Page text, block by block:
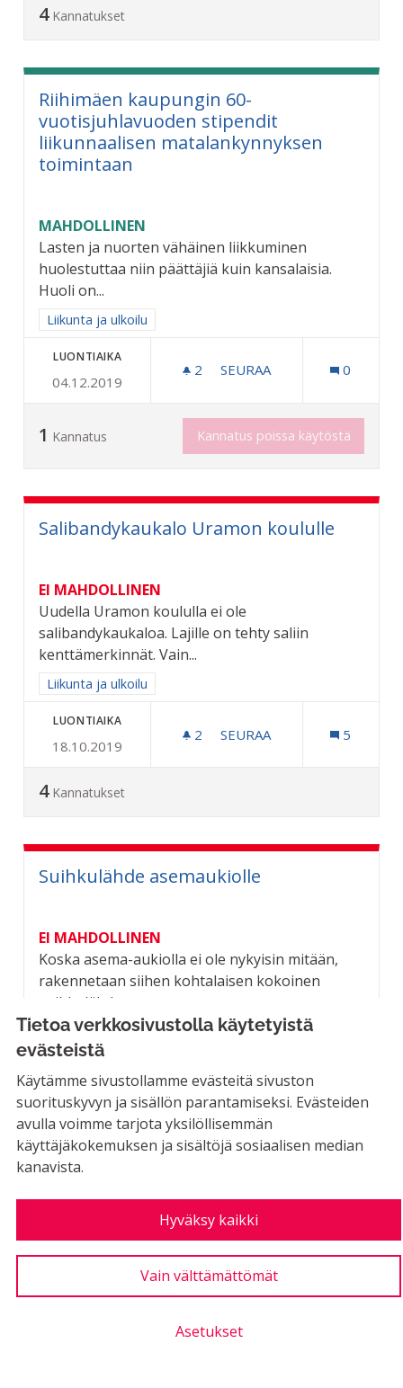
Tietoa verkkosivustolla käytetyistä
evästeistä
Käytämme sivustollamme evästeitä sivuston
suorituskyvyn ja sisällön parantamiseksi. Evästeiden
avulla voimme tarjota yksilöllisemmän
käyttäjäkokemuksen ja sisältöjä sosiaalisen median
kanavista.
Hyväksy kaikki
Vain välttämättömät
Asetukset
4 Kannatukset
Riihimäen kaupungin 60-
vuotisjuhlavuoden stipendit
liikunnaalisen matalankynnyksen
toimintaan
MAHDOLLINEN
Lasten ja nuorten vähäinen liikkuminen
huolestuttaa niin päättäjiä kuin kansalaisia.
Huoli on...
Rajaa tulokset aihepiirin mukaan: Liikunta ja ulkoilu
Liikunta ja ulkoilu
LUONTIAIKA
04.12.2019
2 2 SEURAAJAA
SEURAA 0
1 Kannatus Kannatus poissa käytöstä
Salibandykaukalo Uramon koululle
EI MAHDOLLINEN
Uudella Uramon koululla ei ole
salibandykaukaloa. Lajille on tehty saliin
kenttämerkinnät. Vain...
Rajaa tulokset aihepiirin mukaan: Liikunta ja ulkoilu
Liikunta ja ulkoilu
LUONTIAIKA
18.10.2019
2 2 SEURAAJAA
SEURAA 5
4 Kannatukset
Suihkulähde asemaukiolle
EI MAHDOLLINEN
Koska asema-aukiolla ei ole nykyisin mitään,
rakennetaan siihen kohtalaisen kokoinen
suihkulähde....
Rajaa tulokset aihepiirin mukaan: Yhteisöllisyys
Yhteisöllisyys
17.10.2019
2 2 SEURAAJAA
SEURAA
SUIHKULÄHDE
1 Kannatus
Opasteet ja reitit ulkoilualueille
MAHDOLLINEN
väliset reitit ja polut. Tehdään selkeät reitit,...